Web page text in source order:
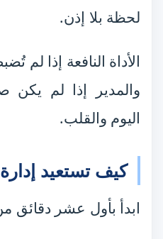
لحظة بلا إذن.
الأداة النافعة إذا لم
والمدير إذا لم يكن
اليوم والقلب.
كيف تستعيد
ابدأ بأول عشر دقائق